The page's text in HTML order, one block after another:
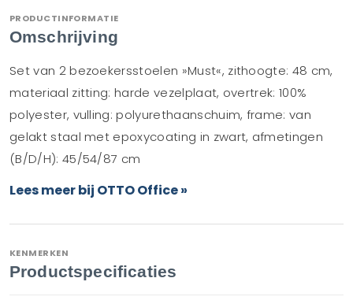
PRODUCTINFORMATIE
Omschrijving
Set van 2 bezoekersstoelen »Must«, zithoogte: 48 cm,
materiaal zitting: harde vezelplaat, overtrek: 100%
polyester, vulling: polyurethaanschuim, frame: van
gelakt staal met epoxycoating in zwart, afmetingen
(B/D/H): 45/54/87 cm
Lees meer bij OTTO Office »
KENMERKEN
Productspecificaties